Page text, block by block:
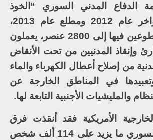
الدفاع المدني السوري “الخوذ
البيضاء” في أواخر عام 2012 ومطلع عام 2013،
ووصل عدد المتطوعين فيها إلى 2800 عنصر، يعملون
وإنقاذ المدنيين من تحت الأنقاض
من إصلاح أعطال الكهرباء والماء
في المناطق الخارجة عن
والمليشيات الأجنبية التابعة لها.
الأمريكية فقد أنقذت فرق
الدفاع المدني السوري ما يزيد على 114 ألف شخص